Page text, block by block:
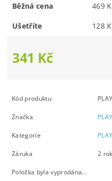
Běžná cena 469
Ušetříte 128
341 Kč
Kód produktu
Značka
Kategorie
Záruka 2
Položka byla vyprodána...